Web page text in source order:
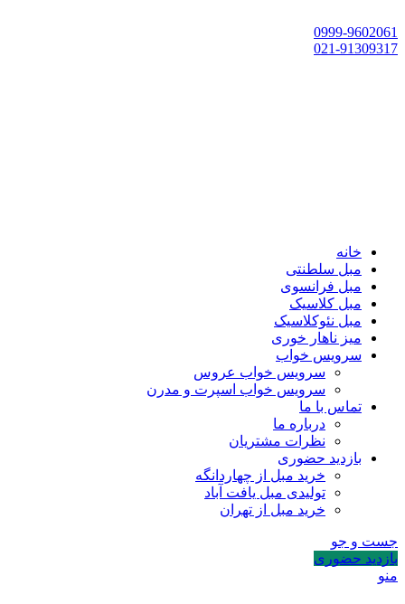
0999-9602061
021-91309317
خانه
مبل سلطنتی
مبل فرانسوی
مبل کلاسیک
مبل نئوکلاسیک
میز ناهار خوری
سرویس خواب
سرویس خواب عروس
سرویس خواب اسپرت و مدرن
تماس با ما
درباره ما
نظرات مشتریان
بازدید حضوری
خرید مبل از چهاردانگه
تولیدی مبل یافت آباد
خرید مبل از تهران
جست و جو
بازدید حضوری
منو